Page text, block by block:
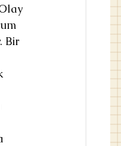
Bir